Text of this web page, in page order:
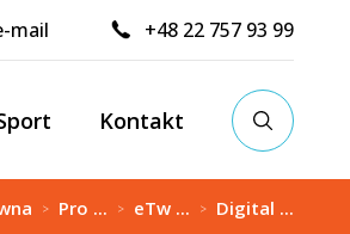
mail +48 22 757 93 99
Kontakt
> Pro ... > eTw ... > Digital ...